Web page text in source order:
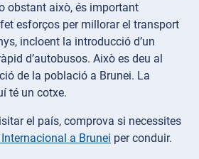
obstant això, és important
esforços per millorar el transport
incloent la introducció d’un
d’autobusos. Això es deu al
de la població a Brunei. La
té un cotxe.
el país, comprova si necessites
a Brunei per conduir.